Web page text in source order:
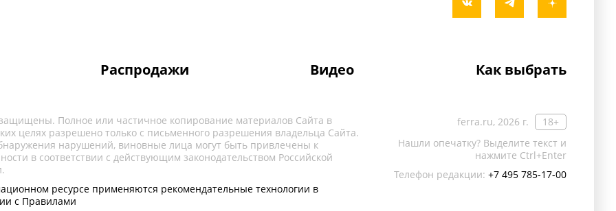
Распродажи Видео Как выбрать
ferra.ru, 2026 г.
18+
Нашли опечатку? Выделите текст и
нажмите Ctrl+Enter
Телефон редакции: +7 495 785-17-00
Полное или частичное копирование материалов Сайта в
целях разрешено только с письменного разрешения владельца Сайта.
нарушений, виновные лица могут быть привлечены к
в соответствии с действующим законодательством Российской
ресурсе применяются рекомендательные технологии в
с Правилами